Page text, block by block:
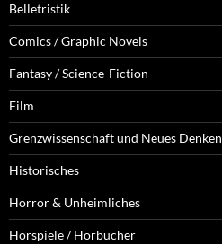
Belletristik
Comics / Graphic Novels
Fantasy / Science-Fiction
Film
Grenzwissenschaft und Neues Denken
Historisches
Horror & Unheimliches
Hörspiele / Hörbücher